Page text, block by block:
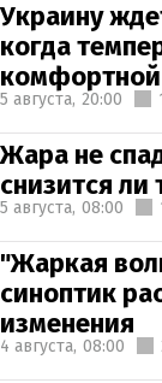
Украину
когда
комфортной
5 августа, 20:00
Жара не
снизится ли
5 августа, 08:00
"Жаркая
синоптик
изменения
4 августа, 08:00